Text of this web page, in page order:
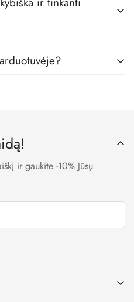
mus yra skirtos būtent
ir gaukite -10% Jūsų